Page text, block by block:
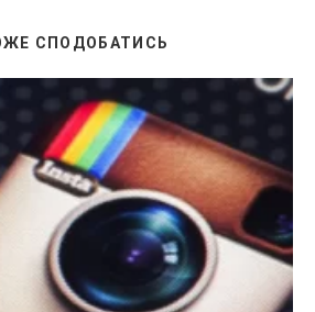
СПОДОБАТИСЬ